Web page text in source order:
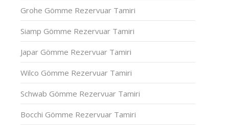
Grohe Gömme Rezervuar Tamiri
Siamp Gömme Rezervuar Tamiri
Japar Gömme Rezervuar Tamiri
Wilco Gömme Rezervuar Tamiri
Schwab Gömme Rezervuar Tamiri
Bocchi Gömme Rezervuar Tamiri